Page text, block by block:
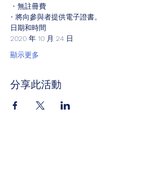
• 無註冊費
• 將向參與者提供電子證書。
日期和時間
2020 年 10 月 24 日
顯示更多
分享此活動